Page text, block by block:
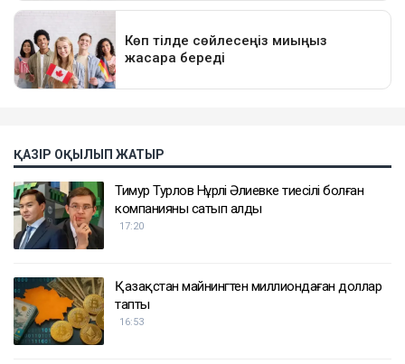
ҚАЗІР ОҚЫЛЫП ЖАТЫР
Тимур Турлов Нұрәлі Әлиевке тиесілі болған
компанияны сатып алды
17:20
Қазақстан майнингтен миллиондаған доллар
тапты
16:53